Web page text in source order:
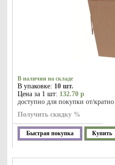
В наличии на складе
В упаковке: 10 шт.
Цена за 1 шт: 132.70 р
доступно для покупки от/
Получить скидку %
Быстрая покупка Купить